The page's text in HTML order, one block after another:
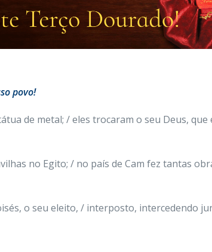
povo!
de metal; / eles trocaram o seu Deus,
no Egito; / no país de Cam fez tantas
o seu eleito, / interposto, intercedendo